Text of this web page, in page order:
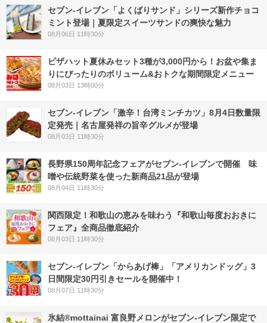
セブン‐イレブン「よくばりサンド」シリーズ新作チョコ
ミント登場｜夏限定スイーツサンドの爽快な魅力
08月06日 11時30分
ピザハット夏休みセット3種が3,000円から！お盆や集ま
りにぴったりのボリューム&おトクな期間限定メニュー
08月03日 13時00分
セブン-イレブン「激辛！台湾ミンチカツ」8月4日数量限
定発売｜名古屋発祥の旨辛グルメが登場
08月03日 11時30分
長野県150周年記念フェアがセブン-イレブンで開催 味
噌や伝統野菜を使った新商品21品が登場
08月04日 11時30分
関西限定！和歌山の恵みを味わう『和歌山毎度おおきに
フェア』全商品徹底紹介
08月03日 11時30分
セブン‐イレブン「からあげ棒」「アメリカンドッグ」3
日間限定30円引きセールを開催中！
08月07日 11時30分
氷結®mottainai 富良野メロンがセブン‐イレブン限定で